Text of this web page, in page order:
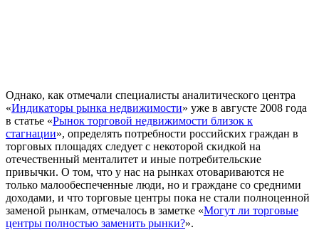
Однако, как отмечали специалисты аналитического центра
«Индикаторы рынка недвижимости» уже в августе 2008 года
в статье «Рынок торговой недвижимости близок к
стагнации», определять потребности российских граждан в
торговых площадях следует с некоторой скидкой на
отечественный менталитет и иные потребительские
привычки. О том, что у нас на рынках отовариваются не
только малообеспеченные люди, но и граждане со средними
доходами, и что торговые центры пока не стали полноценной
заменой рынкам, отмечалось в заметке «Могут ли торговые
центры полностью заменить рынки?».